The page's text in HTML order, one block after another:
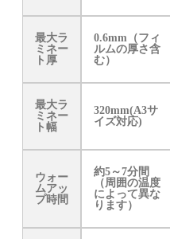
最大ラ
ミネー
ト厚
0.6mm（フィ
ルムの厚さ含
む）
最大ラ
ミネー
ト幅
320mm(A3サ
イズ対応)
ウォー
ムアッ
プ時間
約5～7分間
（周囲の温度
によって異な
ります）